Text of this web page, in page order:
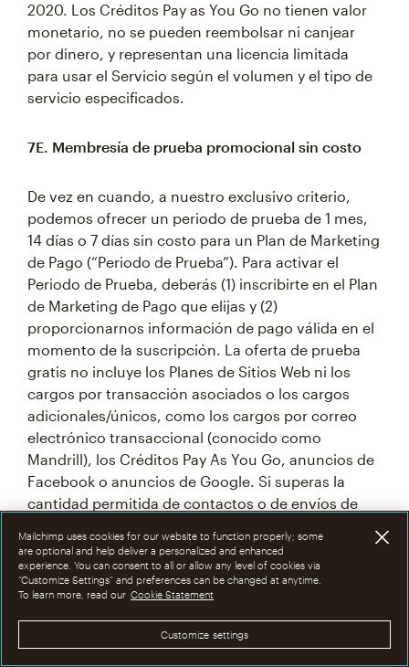
2020. Los Créditos Pay as You Go no tienen valor
monetario, no se pueden reembolsar ni canjear
por dinero, y representan una licencia limitada
para usar el Servicio según el volumen y el tipo de
servicio especificados.
7E. Membresía de prueba promocional sin costo
De vez en cuando, a nuestro exclusivo criterio,
podemos ofrecer un periodo de prueba de 1 mes,
14 días o 7 días sin costo para un Plan de Marketing
de Pago (“Periodo de Prueba”). Para activar el
Periodo de Prueba, deberás (1) inscribirte en el Plan
de Marketing de Pago que elijas y (2)
proporcionarnos información de pago válida en el
momento de la suscripción. La oferta de prueba
gratis no incluye los Planes de Sitios Web ni los
cargos por transacción asociados o los cargos
adicionales/únicos, como los cargos por correo
electrónico transaccional (conocido como
Mandrill), los Créditos Pay As You Go, anuncios de
Facebook o anuncios de Google. Si superas la
cantidad permitida de contactos o de envíos de
Periodo de Prueba, Mailchimp puede ajustar tu
nivel de contactos a una opción más rentable al
final de tu Periodo de Prueba, una vez que
ajustamos automáticamente tu nivel o plan, y
Mailchimp uses cookies for our website to function properly; some
are optional and help deliver a personalized and enhanced
experience. You can consent to all or allow any level of cookies via
“Customize Settings” and preferences can be changed at anytime.
To learn more, read our Cookie Statement
Customize settings